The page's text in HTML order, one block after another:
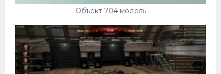
Объект 704 модель